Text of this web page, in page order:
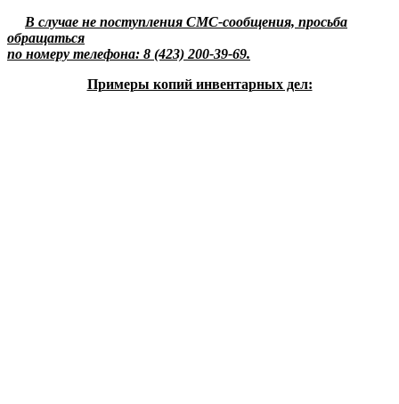
В случае не поступления СМС-сообщения, просьба
обращаться
по номеру телефона: 8 (423) 200-39-69.
Примеры копий инвентарных дел: